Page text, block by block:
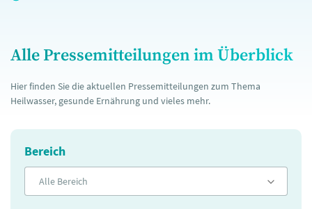
Alle Pressemitteilungen im Überblick
Hier finden Sie die aktuellen Pressemitteilungen zum Thema
Heilwasser, gesunde Ernährung und vieles mehr.
Bereich
Alle Bereich